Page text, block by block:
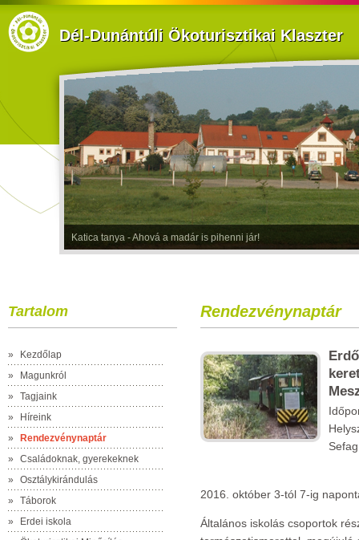
Dél-Dunántúli Ökoturisztikai Klaszter
Katica tanya - Ahová a madár is pihenni jár!
Tartalom
»
Kezdőlap
»
Magunkról
»
Tagjaink
»
Híreink
»
Rendezvénynaptár
»
Családoknak, gyerekeknek
»
Osztálykirándulás
»
Táborok
»
Erdei iskola
Rendezvénynaptár
2016. október 3-tól 7-ig
Általános iskolás csoportok